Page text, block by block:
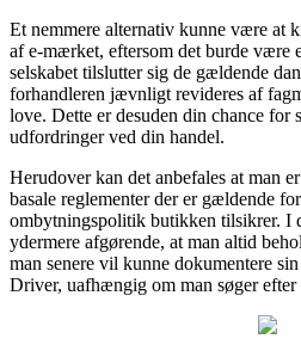
Et nemmere alternativ kunne være at
af e-mærket, eftersom det burde være
selskabet tilslutter sig de gældende
forhandleren jævnligt revideres af
love. Dette er desuden din chance for
udfordringer ved din handel.
Herudover kan det anbefales at man
basale reglementer der er gældende
ombytningspolitik butikken tilsikrer. I
ydermere afgørende, at man altid
man senere vil kunne dokumentere
Driver, uafhængig om man søger efter